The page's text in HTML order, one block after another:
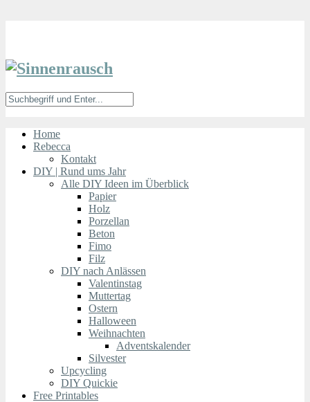
Home
Rebecca
Kontakt
DIY | Rund ums Jahr
Alle DIY Ideen im Überblick
Papier
Holz
Porzellan
Beton
Fimo
Filz
DIY nach Anlässen
Valentinstag
Muttertag
Ostern
Halloween
Weihnachten
Adventskalender
Silvester
Upcycling
DIY Quickie
Free Printables